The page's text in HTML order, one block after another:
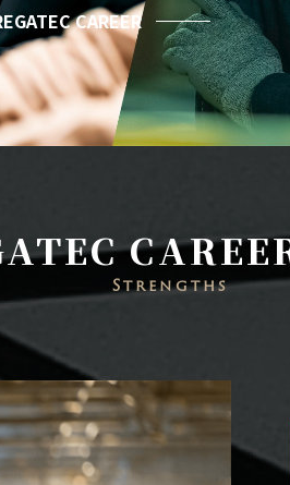
CAREER
Strengths